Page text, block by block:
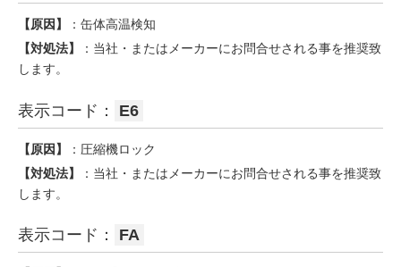
【原因】
：缶体高温検知
【対処法】
：当社・またはメーカーにお問合せされる事を推奨致
します。
表示コード： E6
【原因】
：圧縮機ロック
【対処法】
：当社・またはメーカーにお問合せされる事を推奨致
します。
表示コード： FA